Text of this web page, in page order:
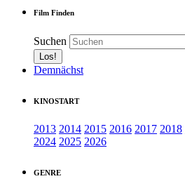
Film Finden
Suchen
Demnächst
KINOSTART
2013 2014 2015 2016 2017 2018
2024 2025 2026
GENRE